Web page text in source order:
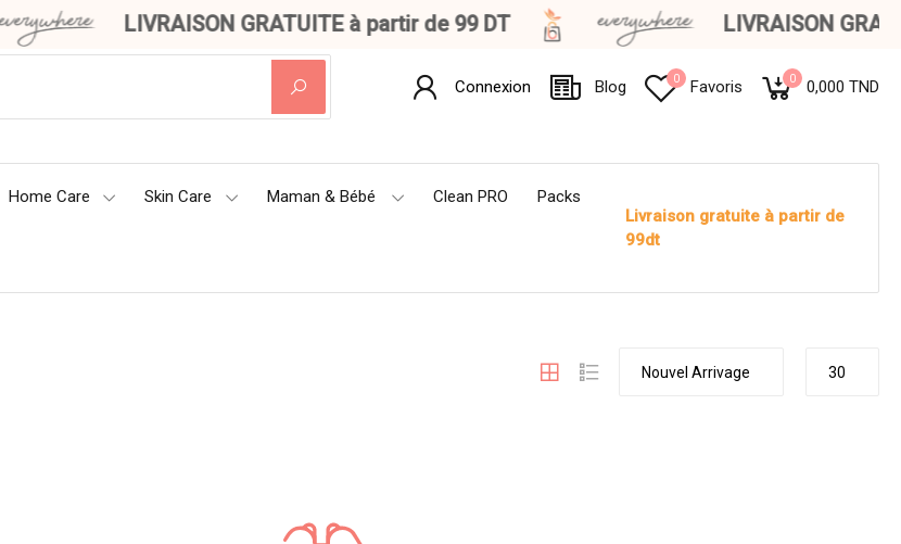
LIVRAISON GRATUITE à partir de 99 DT LIVRAISON
Connexion Blog 0 Favoris 0 0,000 TND
Home Care Skin Care Maman & Bébé Clean PRO Packs
Livraison gratuite à partir de
99dt
Nouvel Arrivage 30